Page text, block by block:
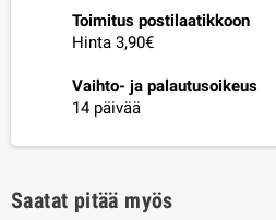
Toimitus postilaatikkoon
Hinta 3,90€
Vaihto- ja palautusoikeus
14 päivää
Saatat pitää myös